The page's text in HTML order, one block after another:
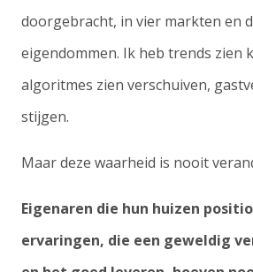
doorgebracht, in vier markten en
eigendommen. Ik heb trends zien
algoritmes zien verschuiven,
stijgen.
Maar deze waarheid is nooit
Eigenaren die hun huizen
ervaringen, die een geweldig